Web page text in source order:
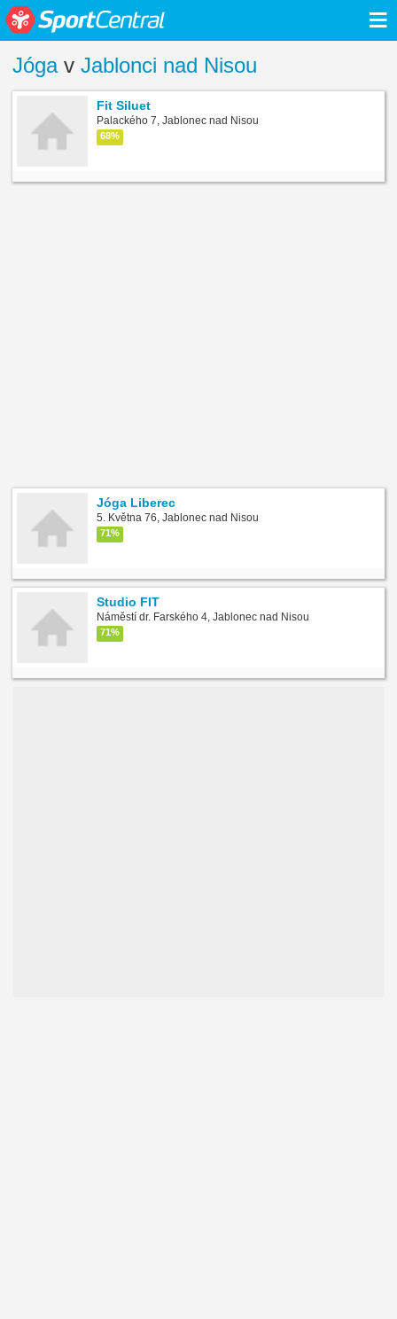
≡
Jóga v Jablonci nad Nisou
Fit Siluet
Palackého 7, Jablonec nad Nisou
68%
Jóga Liberec
5. Května 76, Jablonec nad Nisou
71%
Studio FIT
Náměstí dr. Farského 4, Jablonec nad Nisou
71%